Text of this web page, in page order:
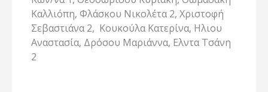
Καλλιόπη, Φλάσκου Νικολέτα 2, Χριστοφή
Σεβαστιάνα 2, Κουκούλα Κατερίνα, Ηλιου
Αναστασία, Δρόσου Μαριάννα, Ελντα Τσάνη
2